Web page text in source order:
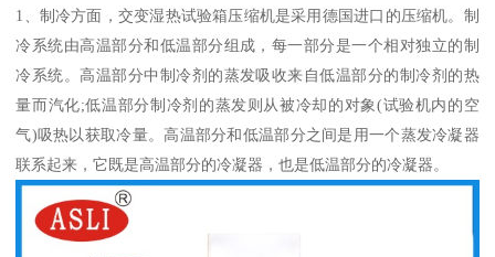
1 、制冷方面，交变湿热试验箱压缩机是采用德国进口的压缩机。制
冷系统由高温部分和低温部分组成，每一部分是一个相对独立的制
冷系统。高温部分中制冷剂的蒸发吸收来自低温部分的制冷剂的热
量而汽化;低温部分制冷剂的蒸发则从被冷却的对象(试验机内的空
气)吸热以获取冷量。高温部分和低温部分之间是用一个蒸发冷凝器
联系起来，它既是高温部分的冷凝器，也是低温部分的冷凝器。